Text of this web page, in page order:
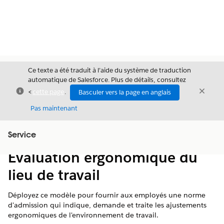
Fermer
Ce texte a été traduit à l’aide du système de traduction
automatique de Salesforce. Plus de détails, consultez
<cette page .
Basculer vers la page en anglais
Pas maintenant
Fermer
Service
Évaluation ergonomique du
lieu de travail
Déployez ce modèle pour fournir aux employés une norme
d'admission qui indique, demande et traite les ajustements
ergonomiques de l'environnement de travail.